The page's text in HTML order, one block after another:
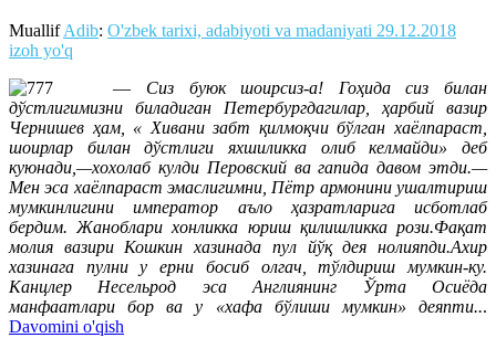
MuallifAdib: O'zbek tarixi, adabiyoti va madaniyati 29.12.2018
izoh yo'q
— Сиз буюк шоирсиз-а! Гоҳида сиз билан
дўстлигимизни биладиган Петербургдагилар, ҳарбий вазир
Чернишев ҳам, « Хивани забт қилмоқчи бўлган хаёлпараст,
шоирлар билан дўстлиги яхшиликка олиб келмайди» деб
куюнади,—хохолаб кулди Перовский ва гапида давом этди.—
Мен эса хаёлпараст эмаслигимни, Пётр армонини ушалтириш
мумкинлигини император аъло ҳазратларига исботлаб
бердим. Жаноблари хонликка юриш қилишликка рози.Фақат
молия вазири Кошкин хазинада пул йўқ дея нолияпди.Ахир
хазинага пулни у ерни босиб олгач, тўлдириш мумкин-ку.
Канцлер Несельрод эса Англиянинг Ўрта Осиёда
манфаатлари бор ва у «хафа бўлиши мумкин» деяпти...
Davomini o'qish